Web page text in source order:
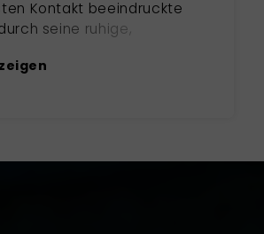
Kontakt beeindruckte
seine ruhige,
wurde direkt